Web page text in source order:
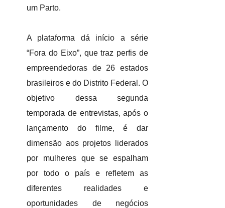
um Parto.
A plataforma dá início a série
“Fora do Eixo”, que traz perfis de
empreendedoras de 26 estados
brasileiros e do Distrito Federal. O
objetivo dessa segunda
temporada de entrevistas, após o
lançamento do filme, é dar
dimensão aos projetos liderados
por mulheres que se espalham
por todo o país e refletem as
diferentes realidades e
oportunidades de negócios